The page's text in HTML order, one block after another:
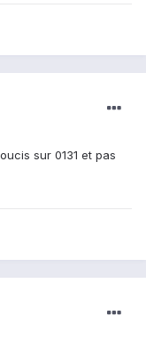
sur 0131 et pas